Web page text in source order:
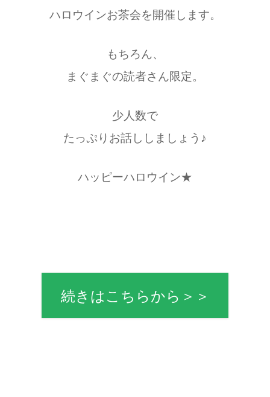
ハロウインお茶会を開催します。
もちろん、
まぐまぐの読者さん限定。
少人数で
たっぷりお話ししましょう♪
ハッピーハロウイン★
続きはこちらから＞＞